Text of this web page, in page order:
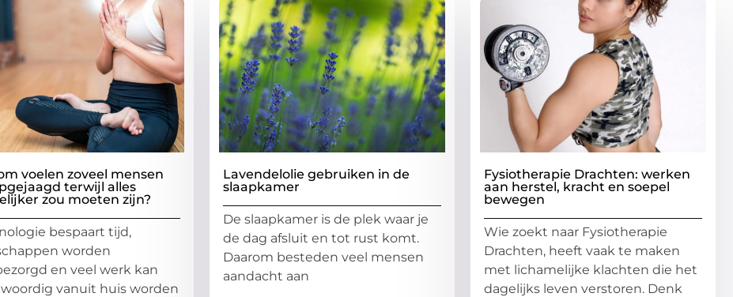
voelen zoveel mensen
terwijl alles
zou moeten zijn?
bespaart tijd,
worden
en veel werk kan
vanuit huis worden
Lavendelolie gebruiken in de
slaapkamer
De slaapkamer is de plek waar je
de dag afsluit en tot rust komt.
Daarom besteden veel mensen
aandacht aan
Fysiotherapie Drachten: werken
aan herstel, kracht en soepel
bewegen
Wie zoekt naar Fysiotherapie
Drachten, heeft vaak te maken
met lichamelijke klachten die het
dagelijks leven verstoren. Denk